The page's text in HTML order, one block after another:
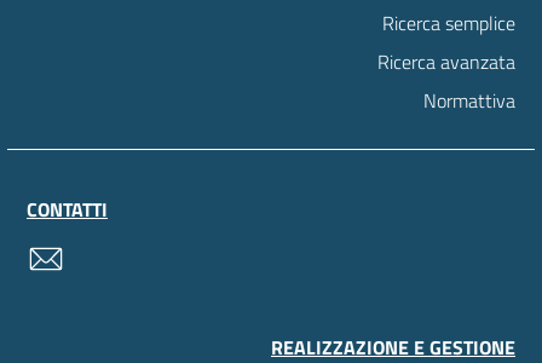
Ricerca semplice
Ricerca avanzata
Normattiva
CONTATTI
REALIZZAZIONE E GESTIONE